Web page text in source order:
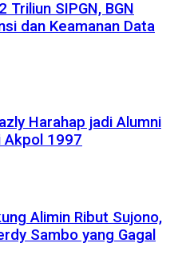
Triliun SIPGN, BGN
dan Keamanan Data
Harahap jadi Alumni
Akpol 1997
Alimin Ribut Sujono,
Sambo yang Gagal